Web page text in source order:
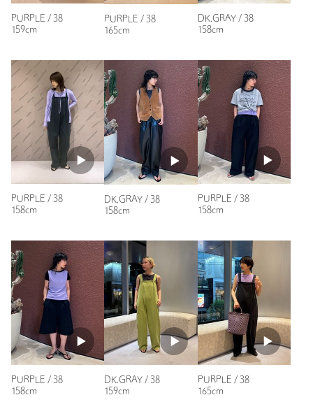
サイズ 38
洗濯表示 洗濯機洗い可 洗濯表示について
原産国 日本製
商品番号 8666-5-000107
PURPLE / 38
159cm
PURPLE / 38
165cm
DK.GRAY / 38
158cm
PURPLE / 38
158cm
DK.GRAY / 38
158cm
PURPLE / 38
158cm
PURPLE / 38
158cm
DK.GRAY / 38
159cm
PURPLE / 38
165cm